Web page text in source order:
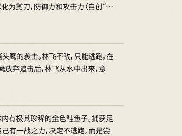
为剪刀，防御力和攻击力（自创“…
的袭击。林飞不敌，只能逃跑，在
弃追击后，林飞从水中出来，意
有极其珍稀的金色鲑鱼子。捕获足
有一战之力，决定不逃跑，而是尝